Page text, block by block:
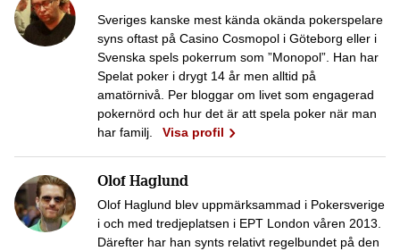
Sveriges kanske mest kända okända pokerspelare
syns oftast på Casino Cosmopol i Göteborg eller i
Svenska spels pokerrum som ”Monopol”. Han har
Spelat poker i drygt 14 år men alltid på
amatörnivå. Per bloggar om livet som engagerad
pokernörd och hur det är att spela poker när man
har familj.
Visa profil
Olof Haglund
Olof Haglund blev uppmärksammad i Pokersverige
i och med tredjeplatsen i EPT London våren 2013.
Därefter har han synts relativt regelbundet på den